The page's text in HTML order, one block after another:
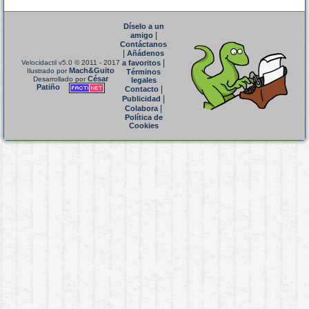
Velocidactil v5.0 © 2011 - 2017
Ilustrado porMach&Guito
Desarrollado porCésar
Patiño
Díselo a un
amigo|
Contáctanos
Añádenos
a favoritos
Términos
legales
Contacto|
Publicidad
Colabora|
Política de
Cookies